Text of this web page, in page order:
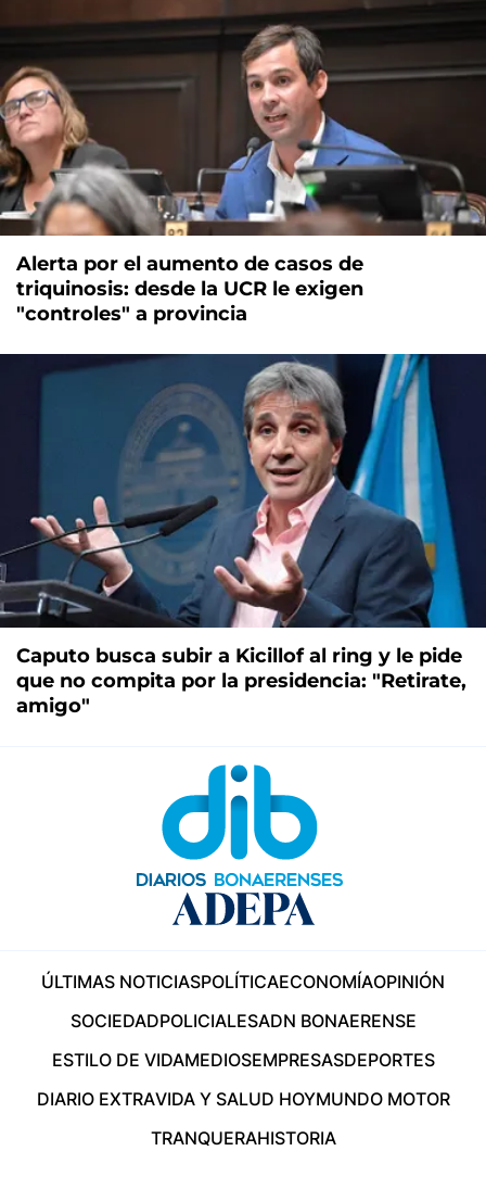
Alerta por el aumento de casos de
triquinosis: desde la UCR le exigen
"controles" a provincia
Caputo busca subir a Kicillof al ring y le pide
que no compita por la presidencia: "Retirate,
amigo"
ÚLTIMAS NOTICIASPOLÍTICAECONOMÍAOPINIÓN
SOCIEDADPOLICIALESADN BONAERENSE
ESTILO DE VIDAMEDIOSEMPRESASDEPORTES
DIARIO EXTRAVIDA Y SALUD HOYMUNDO MOTOR
TRANQUERAHISTORIA